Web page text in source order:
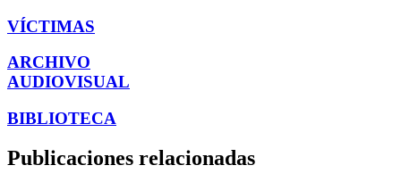
VÍCTIMAS
ARCHIVO
AUDIOVISUAL
BIBLIOTECA
Publicaciones relacionadas